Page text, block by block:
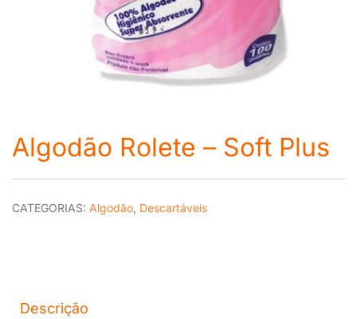
Algodão Rolete – Soft Plus
CATEGORIAS: Algodão Descartáveis
Descrição